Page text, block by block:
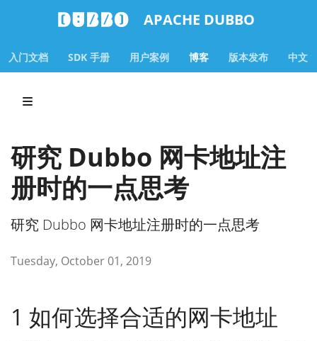
APACHE DUBBO
入门文档 SDK 手册 用户案例 博客 版本发布 中文
研究 Dubbo 网卡地址注
册时的一点思考
研究 Dubbo 网卡地址注册时的一点思考
Tuesday, October 01, 2019
1 如何选择合适的网卡地址